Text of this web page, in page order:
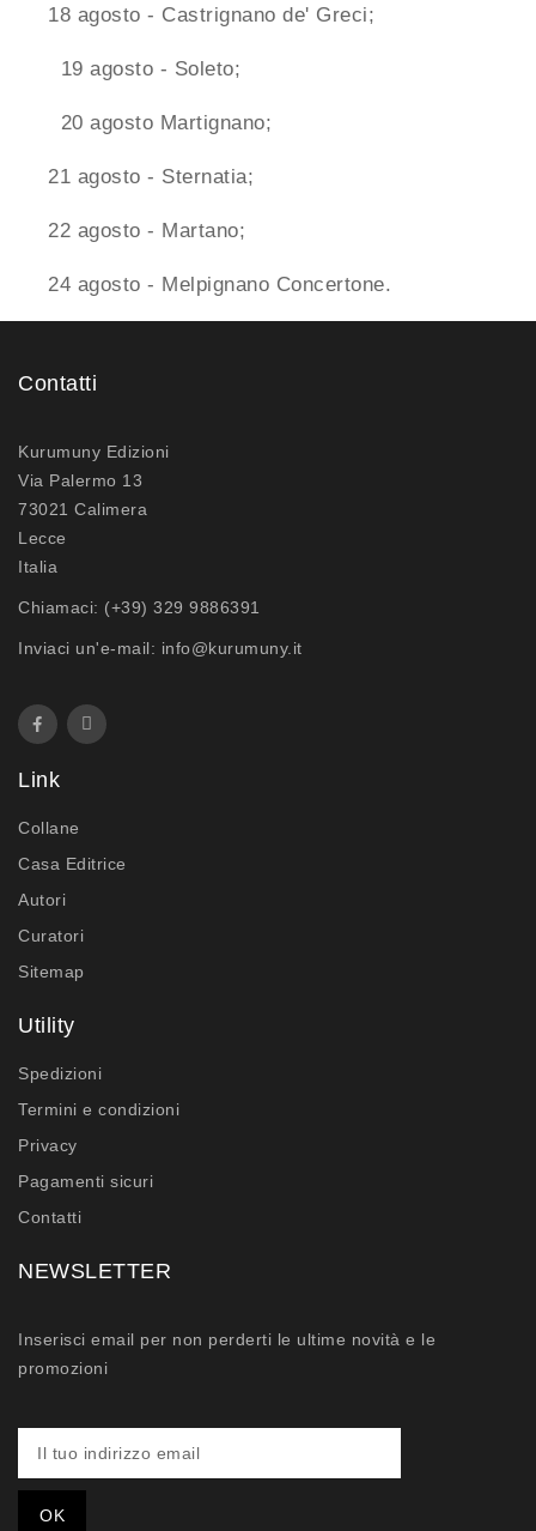
18 agosto - Castrignano de' Greci;
19 agosto - Soleto;
20 agosto Martignano;
21 agosto - Sternatia;
22 agosto - Martano;
24 agosto - Melpignano Concertone.
Contatti
Kurumuny Edizioni
Via Palermo 13
73021 Calimera
Lecce
Italia
Chiamaci: (+39) 329 9886391
Inviaci un'e-mail: info@kurumuny.it
Link
Collane
Casa Editrice
Autori
Curatori
Sitemap
Utility
Spedizioni
Termini e condizioni
Privacy
Pagamenti sicuri
Contatti
NEWSLETTER
Inserisci email per non perderti le ultime novità e le
promozioni